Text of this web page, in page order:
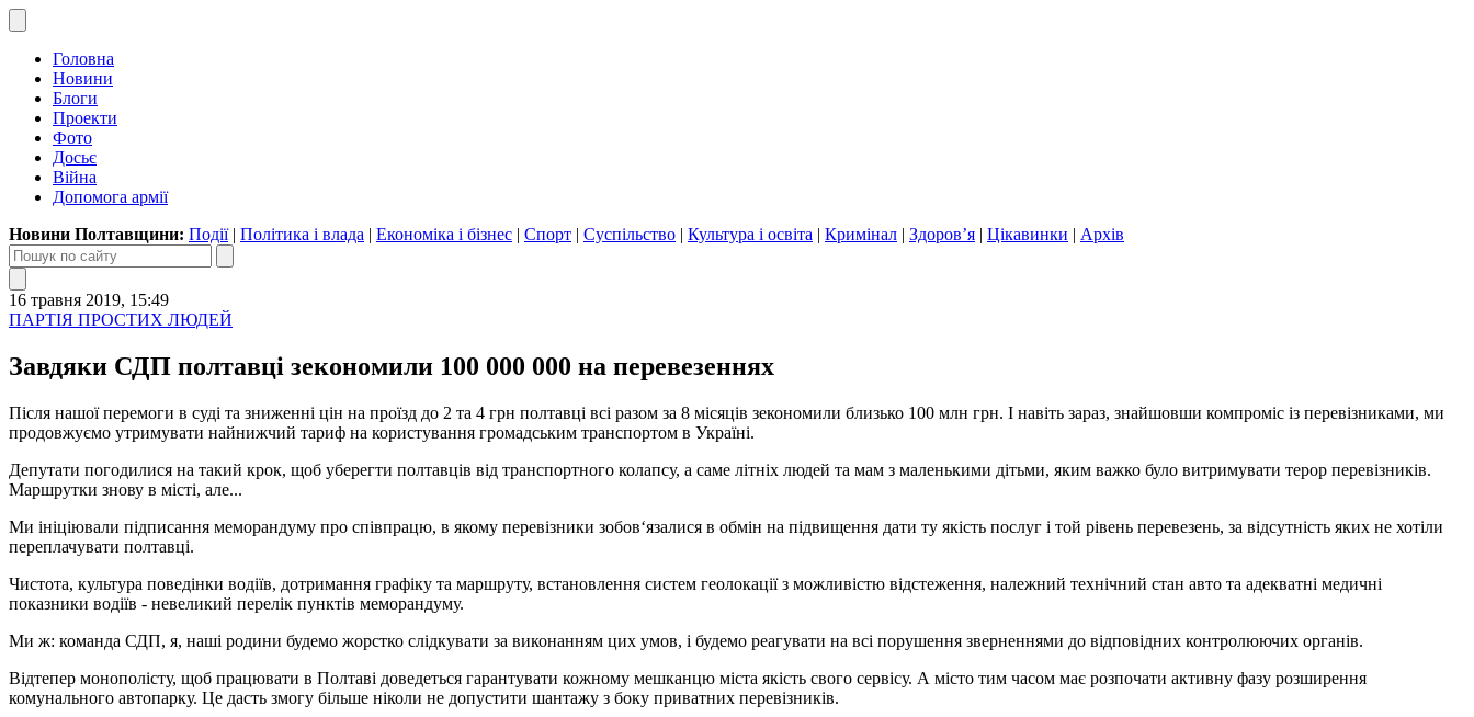
Головна
Новини
Блоги
Проекти
Фото
Досьє
Війна
Допомога армії
Новини Полтавщини: Події| Політика і влада | Економіка і бізнес | Спорт | Суспільство | Культура і освіта | Кримінал | Здоров’я | Цікавинки | Архів
16 травня 2019, 15:49
ПАРТІЯ ПРОСТИХ ЛЮДЕЙ
Завдяки СДП полтавці зекономили 100 000 000 на перевезеннях
Після нашої перемоги в суді та зниженні цін на проїзд до 2 та 4 грн полтавці всі разом за 8 місяців зекономили близько 100 млн грн. І навіть зараз, знайшовши компроміс із перевізниками, ми
продовжуємо утримувати найнижчий тариф на користування громадським транспортом в Україні.
Депутати погодилися на такий крок, щоб уберегти полтавців від транспортного колапсу, а саме літніх людей та мам з маленькими дітьми, яким важко було витримувати терор перевізників.
Маршрутки знову в місті, але...
Ми ініціювали підписання меморандуму про співпрацю, в якому перевізники зобов‘язалися в обмін на підвищення дати ту якість послуг і той рівень перевезень, за відсутність яких не хотіли
переплачувати полтавці.
Чистота, культура поведінки водіїв, дотримання графіку та маршруту, встановлення систем геолокації з можливістю відстеження, належний технічний стан авто та адекватні медичні
показники водіїв - невеликий перелік пунктів меморандуму.
Ми ж: команда СДП, я, наші родини будемо жорстко слідкувати за виконанням цих умов, і будемо реагувати на всі порушення зверненнями до відповідних контролюючих органів.
Відтепер монополісту, щоб працювати в Полтаві доведеться гарантувати кожному мешканцю міста якість свого сервісу. А місто тим часом має розпочати активну фазу розширення
комунального автопарку. Це дасть змогу більше ніколи не допустити шантажу з боку приватних перевізників.